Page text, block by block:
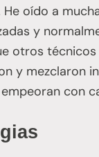
oído a
y
otros
y mezclaron
con